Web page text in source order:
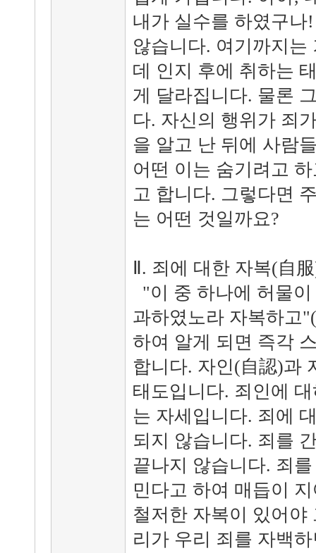
내가 실수를 하였구나
않습니다. 여기까지는
데 인지 후에 취하는
게 달라집니다. 물론
다. 자신의 행위가 죄
을 알고 난 뒤에 사람
어떤 이는 숨기려고
고 합니다. 그렇다면
는 어떤 것일까요?
Ⅱ. 죄에 대한 자복(自
"이 중 하나에 허물
과하였노라 자복하고
하여 알게 되면 즉각
합니다. 자인(自認)과
태도입니다. 죄인에
는 자세입니다. 죄에
되지 않습니다. 죄를
끝나지 않습니다. 죄
민다고 하여 매듭이
철저한 자복이 있어
리가 우리 죄를 자백